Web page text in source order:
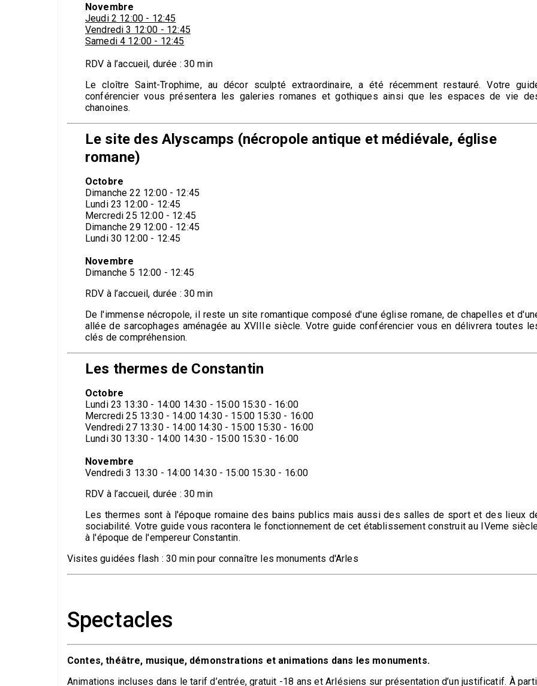
Novembre
Jeudi 2 12:00 - 12:45
Vendredi 3 12:00 - 12:45
Samedi 4 12:00 - 12:45
RDV à l’accueil, durée : 30 min
Le cloître Saint-Trophime, au décor sculpté extraordinaire, a été récemment restauré. Votre
conférencier vous présentera les galeries romanes et gothiques ainsi que les espaces de vie
chanoines.
Le site des Alyscamps (nécropole antique et médiévale, église
romane)
Octobre
Dimanche 22 12:00 - 12:45
Lundi 23 12:00 - 12:45
Mercredi 25 12:00 - 12:45
Dimanche 29 12:00 - 12:45
Lundi 30 12:00 - 12:45
Novembre
Dimanche 5 12:00 - 12:45
RDV à l’accueil, durée : 30 min
De l'immense nécropole, il reste un site romantique composé d'une église romane, de chapelles et
allée de sarcophages aménagée au XVIIIe siècle. Votre guide conférencier vous en délivrera toutes
clés de compréhension.
Les thermes de Constantin
Octobre
Lundi 23 13:30 - 14:00 14:30 - 15:00 15:30 - 16:00
Mercredi 25 13:30 - 14:00 14:30 - 15:00 15:30 - 16:00
Vendredi 27 13:30 - 14:00 14:30 - 15:00 15:30 - 16:00
Lundi 30 13:30 - 14:00 14:30 - 15:00 15:30 - 16:00
Novembre
Vendredi 3 13:30 - 14:00 14:30 - 15:00 15:30 - 16:00
RDV à l’accueil, durée : 30 min
Les thermes sont à l'époque romaine des bains publics mais aussi des salles de sport et des lieux
sociabilité. Votre guide vous racontera le fonctionnement de cet établissement construit au IVeme
à l'époque de l'empereur Constantin.
Visites guidées flash : 30 min pour connaître les monuments d'Arles
Spectacles
Contes, théâtre, musique, démonstrations et animations dans les monuments.
Animations incluses dans le tarif d’entrée, gratuit -18 ans et Arlésiens sur présentation d’un justificatif. À